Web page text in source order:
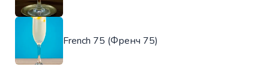
French 75 (Френч 75)